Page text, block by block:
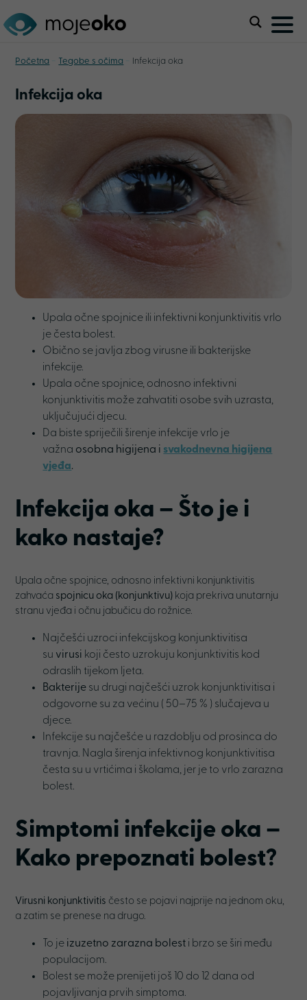
Početna Tegobe s očima Infekcija oka
Infekcija oka
Upala očne spojnice ili infektivni konjunktivitis vrlo
je česta bolest.
Obično se javlja zbog virusne ili bakterijske
infekcije.
Upala očne spojnice, odnosno infektivni
konjunktivitis može zahvatiti osobe svih uzrasta,
uključujući djecu.
Da biste spriječili širenje infekcije vrlo je
važna osobna higijena i svakodnevna higijena
vjeđa.
Infekcija oka – Što je i
kako nastaje?
Upala očne spojnice, odnosno infektivni konjunktivitis
zahvaća spojnicu oka (konjunktivu) koja prekriva unutarnju
stranu vjeđa i očnu jabučicu do rožnice.
Najčešći uzroci infekcijskog konjunktivitisa
su virusi koji često uzrokuju konjunktivitis kod
odraslih tijekom ljeta.
Bakterije su drugi najčešći uzrok konjunktivitisa i
odgovorne su za većinu ( 50–75 % ) slučajeva u
djece.
Infekcije su najčešće u razdoblju od prosinca do
travnja. Nagla širenja infektivnog konjunktivitisa
česta su u vrtićima i školama, jer je to vrlo zarazna
bolest.
Simptomi infekcije oka –
Kako prepoznati bolest?
Virusni konjunktivitis često se pojavi najprije na jednom oku,
a zatim se prenese na drugo.
To je izuzetno zarazna bolest i brzo se širi među
populacijom.
Bolest se može prenijeti još 10 do 12 dana od
pojavljivanja prvih simptoma.